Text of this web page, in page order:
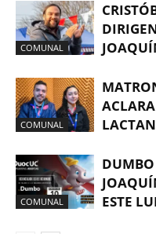
COMUNAL
COMUNAL
COMUNAL
ESTE